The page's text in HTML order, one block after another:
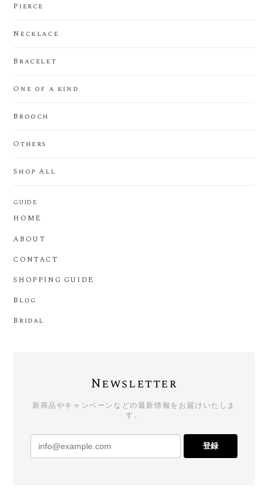
Pierce
Necklace
Bracelet
One of a kind
Brooch
Others
Shop All
GUIDE
HOME
ABOUT
CONTACT
SHOPPING GUIDE
Blog
Bridal
Newsletter
新商品やキャンペーンなどの最新情報をお届けいたしま
す。
登録